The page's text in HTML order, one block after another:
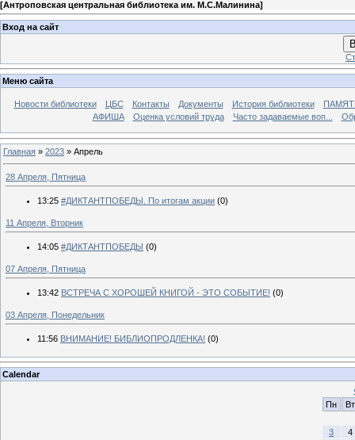
[Антроповская центральная библиотека им. М.С.Малинина]
Вход на сайт
Меню сайта
Новости библиотеки ЦБС Контакты Документы История библиотеки
АФИША
Оценка условий труда Часто задаваемые воп...
Главная » 2023 » Апрель
28 Апреля, Пятница
13:25 #ДИКТАНТПОБЕДЫ. По итогам акции (0)
11 Апреля, Вторник
14:05 #ДИКТАНТПОБЕДЫ (0)
07 Апреля, Пятница
13:42 ВСТРЕЧА С ХОРОШЕЙ КНИГОЙ - ЭТО СОБЫТИЕ! (0)
03 Апреля, Понедельник
11:56 ВНИМАНИЕ! БИБЛИОПРОДЛЕНКА! (0)
Calendar
Пн
Вт
3
4